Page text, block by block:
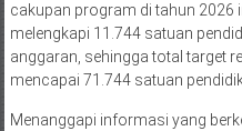
cakupan program di tahun 2026
melengkapi 11.744 satuan
anggaran, sehingga total target
mencapai 71.744 satuan
Menanggapi informasi yang